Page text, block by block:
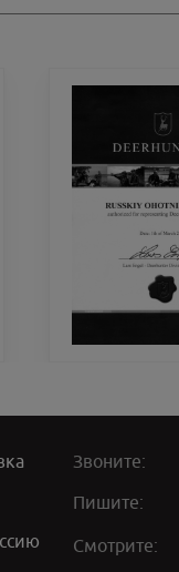
Звоните:
Пишите:
Смотрите: